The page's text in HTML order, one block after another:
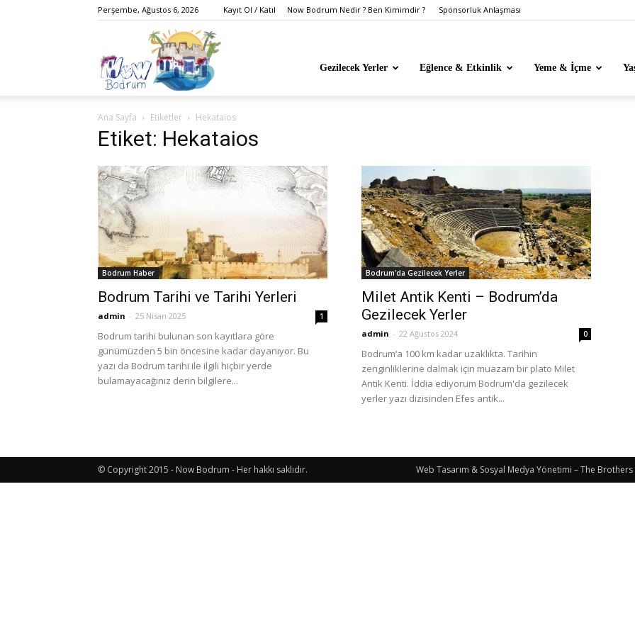
Perşembe, Ağustos 6, 2026 Kayıt Ol / Katıl Now Bodrum Nedir ? Ben Kimimdir ? Sponsorluk Anlaşması
Gezi,
Eğlence,
Etkinlik
Gezilecek Yerler Eğlence & Etkinlik Yeme & İçme
Ana Sayfa Etiketler Hekataios
Etiket: Hekataios
Bodrum Haber
Bodrum Tarihi ve Tarihi Yerleri
admin - 25 Nisan 2025 1
Bodrum tarihi bulunan son kayıtlara göre
günümüzden 5 bin öncesine kadar dayanıyor. Bu
yazı da Bodrum tarihi ile ilgili hiçbir yerde
bulamayacağınız derin bilgilere...
Bodrum'da Gezilecek Yerler
Milet Antik Kenti – Bodrum’da
Gezilecek Yerler
admin - 22 Ağustos 2024 0
Bodrum’a 100 km kadar uzaklıkta. Tarihin
zenginliklerine dalmak için muazam bir plato Milet
Antik Kenti. İddia ediyorum Bodrum'da gezilecek
yerler yazı dizisinden Efes antik...
Web Tasarım & Sosyal Medya Yönetimi – The
© Copyright 2015 - Now Bodrum - Her hakkı saklıdır.